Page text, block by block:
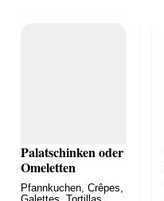
Palatschinken oder
Omeletten
Pfannkuchen, Crêpes,